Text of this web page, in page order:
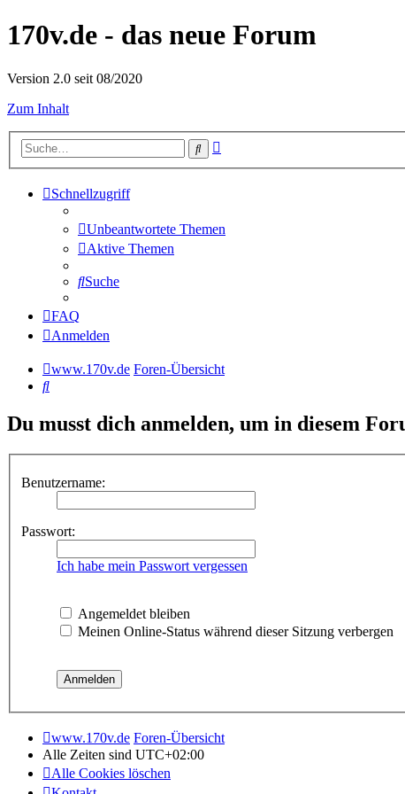
170v.de - das neue Forum
Version 2.0 seit 08/2020
Zum Inhalt
Suche
Schnellzugriff
Unbeantwortete Themen
Aktive Themen
Suche
FAQ
Anmelden
www.170v.de Foren-Übersicht
Suche
Du musst dich anmelden, um in diesem
Benutzername:
Passwort:
Ich habe mein Passwort vergessen
Angemeldet bleiben
Meinen Online-Status während dieser Sitzung verbergen
www.170v.de Foren-Übersicht
Alle Zeiten sind UTC+02:00
Alle Cookies löschen